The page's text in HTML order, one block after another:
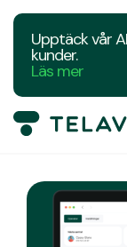
Upptäck vår
kunder.
Läs mer